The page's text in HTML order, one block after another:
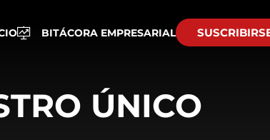
BITÁCORA EMPRESARIAL
ÚNICO